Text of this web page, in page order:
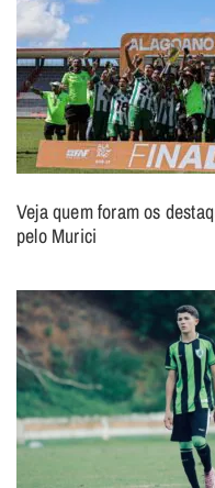
Veja quem foram os
pelo Murici